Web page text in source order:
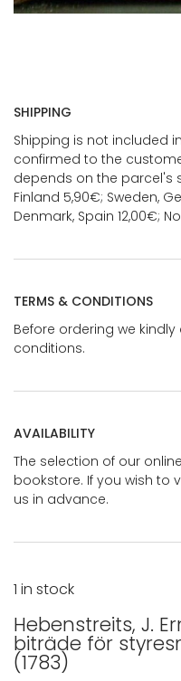
SHIPPING
Shipping is not included
confirmed to the
depends on the parcel's
Finland 5,90€; Sweden,
Denmark, Spain 12,00€;
TERMS & CONDITIONS
Before ordering we
conditions.
AVAILABILITY
The selection of our
bookstore. If you wish to
us in advance.
Hebenstreits, J.
biträde för
(1783)
1 in stock